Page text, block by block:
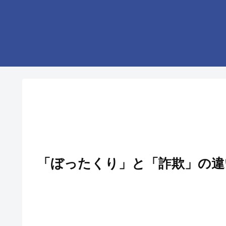
「ぼったくり」と「詐欺」の